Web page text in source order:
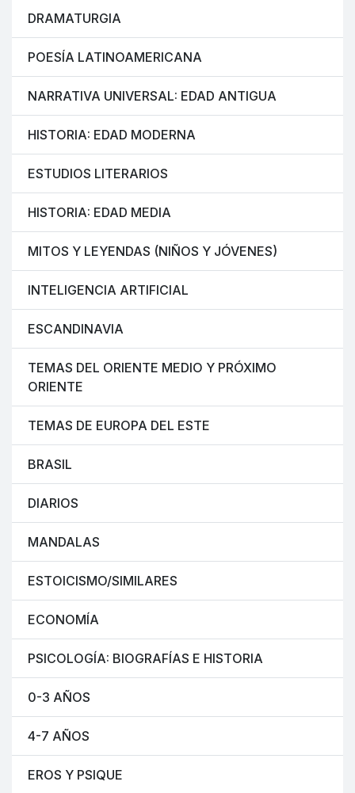
DRAMATURGIA
POESÍA LATINOAMERICANA
NARRATIVA UNIVERSAL: EDAD ANTIGUA
HISTORIA: EDAD MODERNA
ESTUDIOS LITERARIOS
HISTORIA: EDAD MEDIA
MITOS Y LEYENDAS (NIÑOS Y JÓVENES)
INTELIGENCIA ARTIFICIAL
ESCANDINAVIA
TEMAS DEL ORIENTE MEDIO Y PRÓXIMO
ORIENTE
TEMAS DE EUROPA DEL ESTE
BRASIL
DIARIOS
MANDALAS
ESTOICISMO/SIMILARES
ECONOMÍA
PSICOLOGÍA: BIOGRAFÍAS E HISTORIA
0-3 AÑOS
4-7 AÑOS
EROS Y PSIQUE